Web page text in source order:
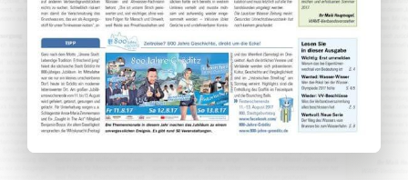
SUCHE
NACH: